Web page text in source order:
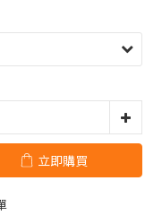
立即購買